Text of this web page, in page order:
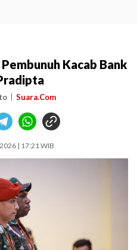
Kacab Bank
Suara.Com
| 17:21 WIB